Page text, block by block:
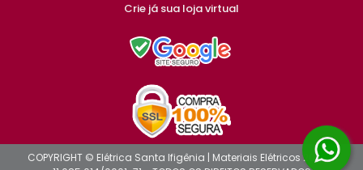
Crie já sua loja virtual
COPYRIGHT © Elétrica Santa Ifigênia | Materiais Elétricos 2026 -